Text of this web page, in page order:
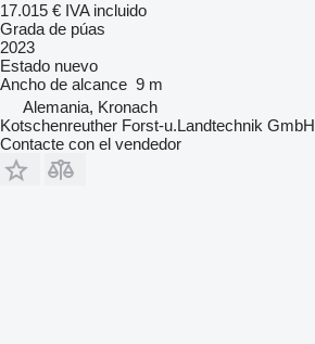
17.015 € IVA incluido
Grada de púas
2023
Estado nuevo
Ancho de alcance 9 m
Alemania, Kronach
Kotschenreuther Forst-u.Landtechnik
Contacte con el vendedor